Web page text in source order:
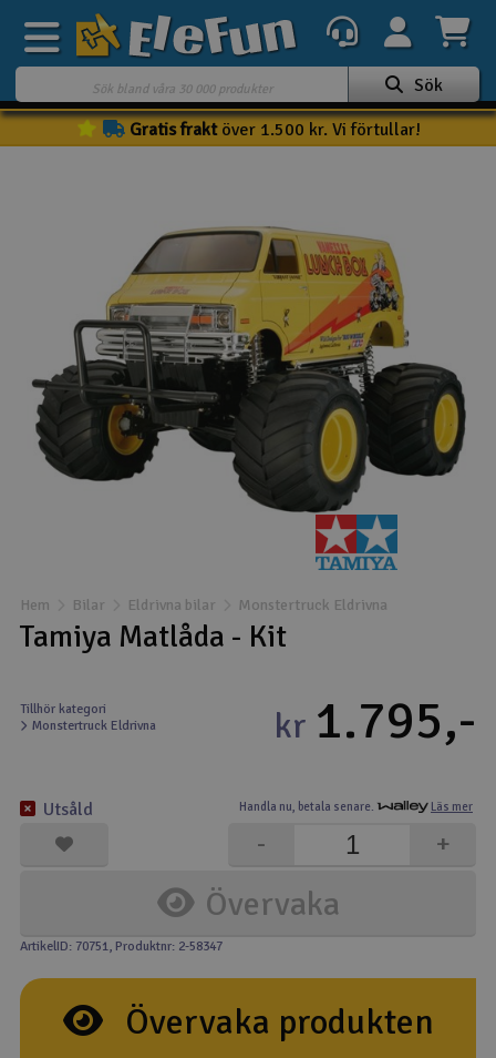
Veckans erbjudande
Mina favoriter
Present kort
3D-print
Batteri & laddare
Bilar
Bilbana
Drönare
Drönare för FPV
Flygplan
Kamerautrustning
Modelljärnväg
Motor & tillbehör
Outlet
Sök
Gratis fraktöver 1.500 kr. Vi förtullar!
Hem Bilar Eldrivna bilar Monstertruck Eldrivna
Tamiya Matlåda - Kit
Tillhör kategori
Monstertruck Eldrivna
Handla nu, betala senare. Läs mer
kr 1.795,-
Övervaka
+
-
Utsåld
ArtikelID: 70751, Produktnr: 2-58347
Övervaka produkten